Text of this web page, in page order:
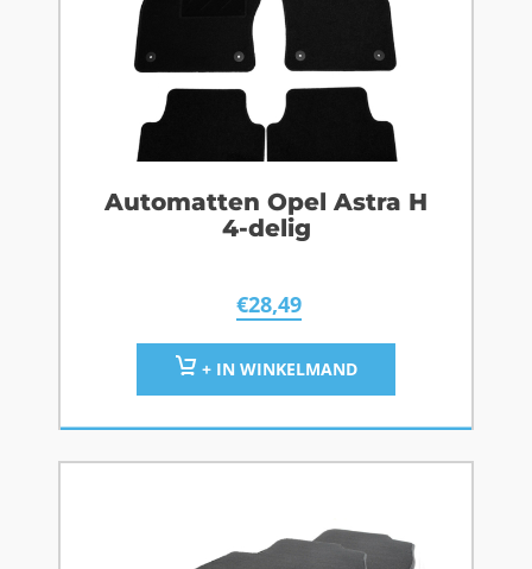
Automatten Opel Astra H
4-delig
€28,49
+ IN WINKELMAND